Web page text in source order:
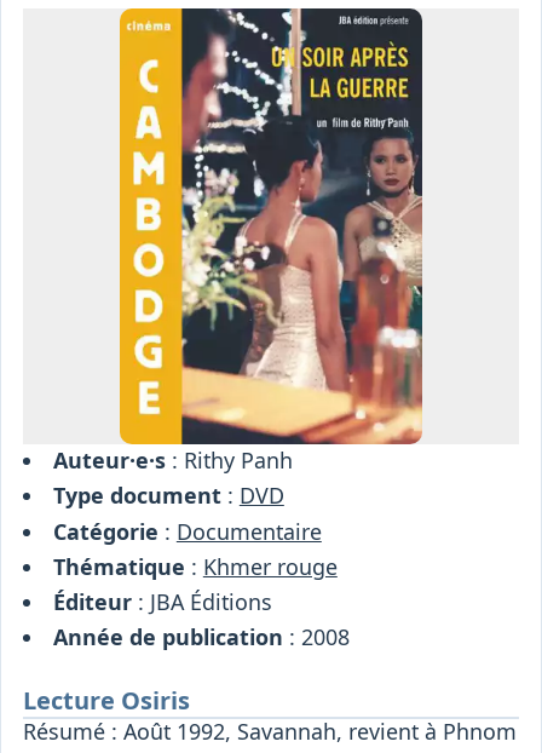
Centre de Soin
Interprétariat
Ressources
Auteur·e·s: Rithy Panh
Type document: DVD
Catégorie : Documentaire
Thématique : Khmer rouge
Éditeur: JBA Éditions
Année de publication : 2008
Lecture Osiris
Résumé : Août 1992, Savannah, revient à Phnom